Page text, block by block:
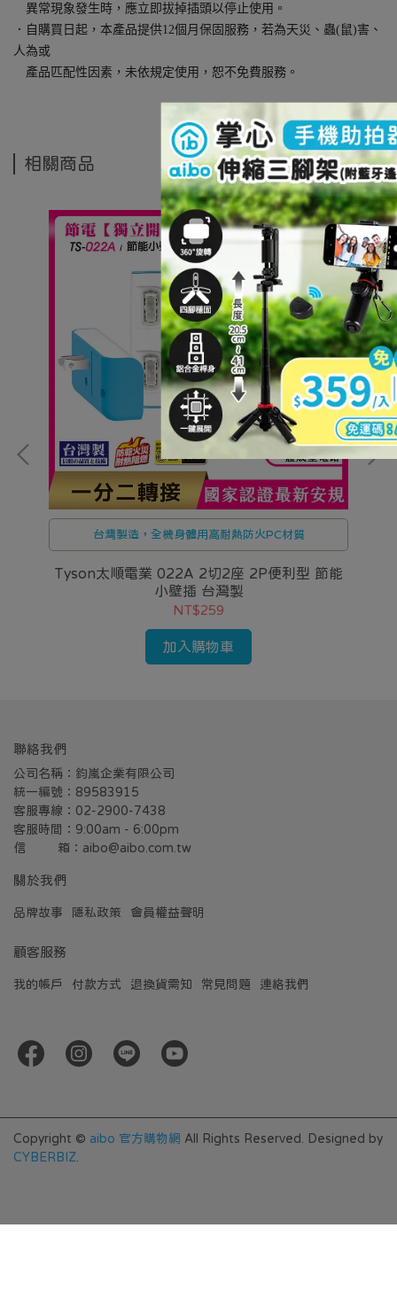
異常現象發生時，應立即拔掉插頭以停止使用。
．自購買日起，本產品提供12個月保固服務，若為天災、蟲(鼠)害、
人為或
產品匹配性因素，未依規定使用，恕不免費服務。
相關商品
台灣製造，全機身體用高耐熱防火PC材質
Tyson太順電業 022A 2切2座 2P便利型 節能
小壁插 台灣製
NT$259
加入購物車
聯絡我們
公司名稱：鈞嵐企業有限公司
統一編號：89583915
客服專線：02-2900-7438
客服時間：9:00am - 6:00pm
信         箱：aibo@aibo.com.tw
關於我們
品牌故事 隱私政策 會員權益聲明
顧客服務
我的帳戶 付款方式 退換貨需知 常見問題 連絡我們
Copyright © aibo 官方購物網 All Rights Reserved.
Designed by
CYBERBIZ